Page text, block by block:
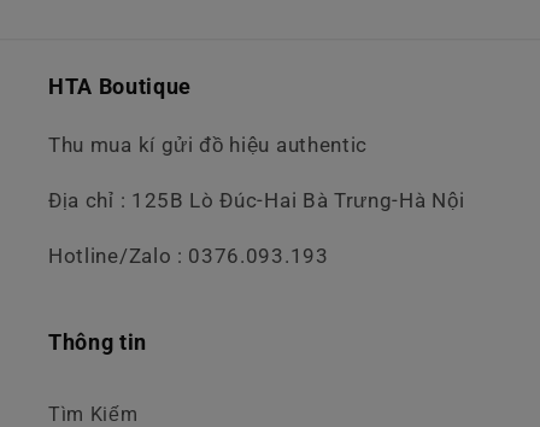
HTA Boutique
Thu mua kí gửi đồ hiệu authentic
Địa chỉ : 125B Lò Đúc-Hai Bà Trưng-Hà Nội
Hotline/Zalo : 0376.093.193
Thông tin
Tìm Kiếm